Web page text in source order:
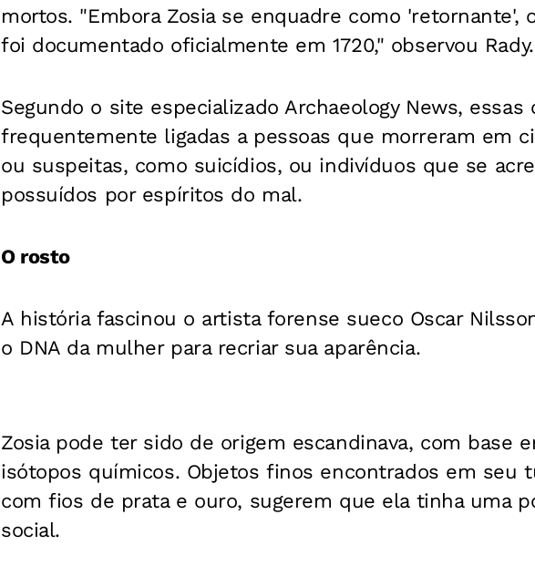
mortos. "Embora Zosia se enquadre como 'retornante',
foi documentado oficialmente em 1720," observou Rady.
Segundo o site especializado Archaeology News, essas
frequentemente ligadas a pessoas que morreram em
ou suspeitas, como suicídios, ou indivíduos que se
possuídos por espíritos do mal.
O rosto
A história fascinou o artista forense sueco Oscar
o DNA da mulher para recriar sua aparência.
Zosia pode ter sido de origem escandinava, com base
isótopos químicos. Objetos finos encontrados em seu
com fios de prata e ouro, sugerem que ela tinha uma
social.